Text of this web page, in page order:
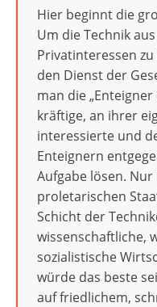
Hier beginnt die
Um die Technik
Privatinteressen
den Dienst der
man die
kräftige, an ihrer
interessierte und
Enteignern
Aufgabe lösen.
proletarischen
Schicht der
wissenschaftliche,
sozialistische
würde das beste
auf friedlichem,